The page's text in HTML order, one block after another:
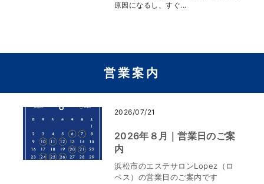
原因になるし、すぐ...
営業案内
2026/07/21
2026年８月｜営業日のご案
内
浜松市のエステサロンLopez（ロ
ペス）の営業日のご案内です